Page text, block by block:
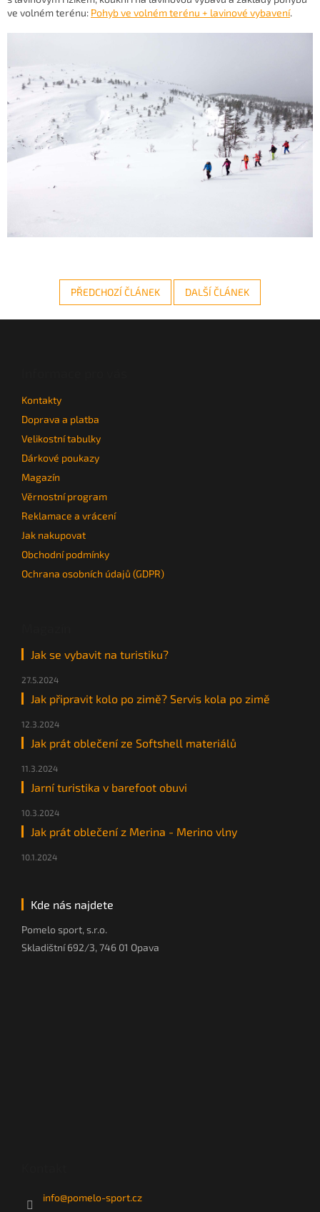
ve volném terénu: Pohyb ve volném terénu + lavinové vybavení.
PŘEDCHOZÍ ČLÁNEK DALŠÍ ČLÁNEK
Kontakty
Doprava a platba
Velikostní tabulky
Dárkové poukazy
Magazín
Věrnostní program
Reklamace a vrácení
Jak nakupovat
Obchodní podmínky
Ochrana osobních údajů (GDPR)
Jak se vybavit na turistiku?
27.5.2024
Jak připravit kolo po zimě? Servis kola po zimě
12.3.2024
Jak prát oblečení ze Softshell materiálů
11.3.2024
Jarní turistika v barefoot obuvi
10.3.2024
Jak prát oblečení z Merina - Merino vlny
10.1.2024
Kde nás najdete
Pomelo sport, s.r.o.
Skladištní 692/3, 746 01 Opava
info@pomelo-sport.cz